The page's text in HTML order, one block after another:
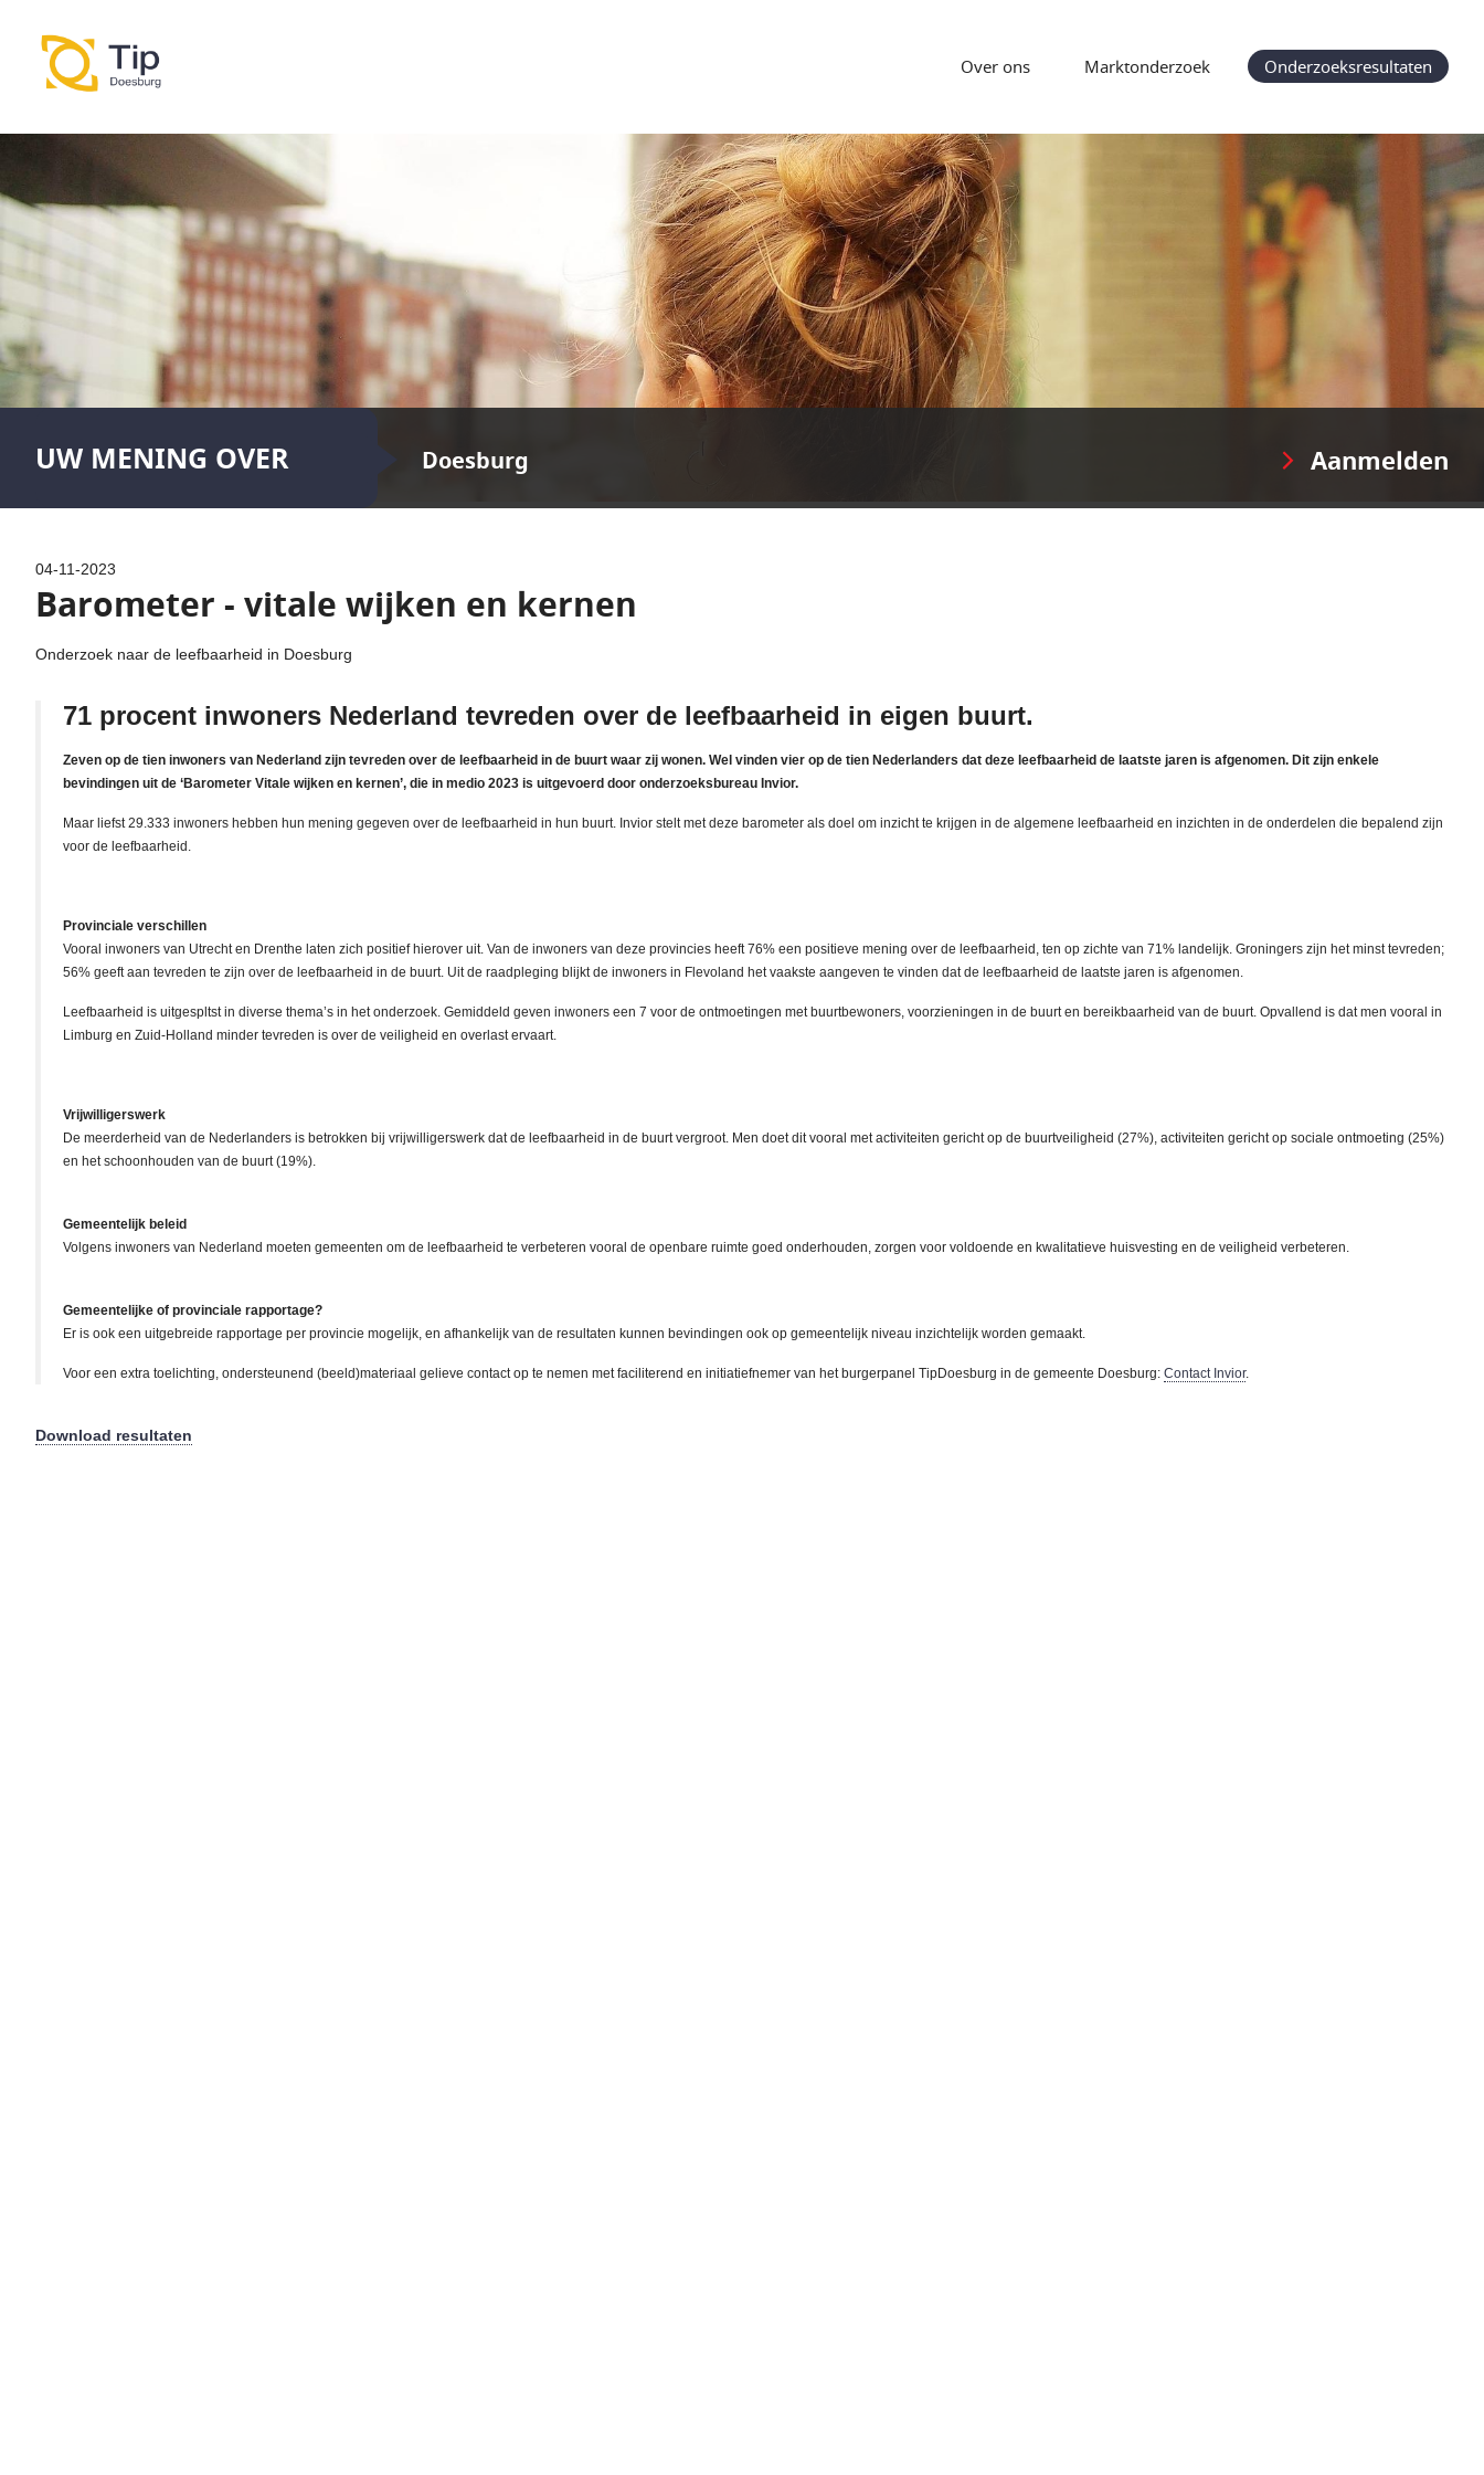
Over ons Marktonderzoek Onderzoeksresultaten
UW MENING OVER Doesburg Aanmelden
04-11-2023
Barometer - vitale wijken en kernen
Onderzoek naar de leefbaarheid in Doesburg
71 procent inwoners Nederland tevreden over de leefbaarheid in eigen buurt.
Zeven op de tien inwoners van Nederland zijn tevreden over de leefbaarheid in de buurt waar zij wonen. Wel vinden vier op de tien Nederlanders dat deze leefbaarheid de laatste jaren is afgenomen. Dit zijn enkele
bevindingen uit de ‘Barometer Vitale wijken en kernen’, die in medio 2023 is uitgevoerd door onderzoeksbureau Invior.
Maar liefst 29.333 inwoners hebben hun mening gegeven over de leefbaarheid in hun buurt. Invior stelt met deze barometer als doel om inzicht te krijgen in de algemene leefbaarheid en inzichten in de onderdelen die bepalend zijn
voor de leefbaarheid.
Provinciale verschillen
Vooral inwoners van Utrecht en Drenthe laten zich positief hierover uit. Van de inwoners van deze provincies heeft 76% een positieve mening over de leefbaarheid, ten op zichte van 71% landelijk. Groningers zijn het minst tevreden;
56% geeft aan tevreden te zijn over de leefbaarheid in de buurt. Uit de raadpleging blijkt de inwoners in Flevoland het vaakste aangeven te vinden dat de leefbaarheid de laatste jaren is afgenomen.
Leefbaarheid is uitgespltst in diverse thema’s in het onderzoek. Gemiddeld geven inwoners een 7 voor de ontmoetingen met buurtbewoners, voorzieningen in de buurt en bereikbaarheid van de buurt. Opvallend is dat men vooral in
Limburg en Zuid-Holland minder tevreden is over de veiligheid en overlast ervaart.
Vrijwilligerswerk
De meerderheid van de Nederlanders is betrokken bij vrijwilligerswerk dat de leefbaarheid in de buurt vergroot. Men doet dit vooral met activiteiten gericht op de buurtveiligheid (27%), activiteiten gericht op sociale ontmoeting (25%)
en het schoonhouden van de buurt (19%).
Gemeentelijk beleid
Volgens inwoners van Nederland moeten gemeenten om de leefbaarheid te verbeteren vooral de openbare ruimte goed onderhouden, zorgen voor voldoende en kwalitatieve huisvesting en de veiligheid verbeteren.
Gemeentelijke of provinciale rapportage?
Er is ook een uitgebreide rapportage per provincie mogelijk, en afhankelijk van de resultaten kunnen bevindingen ook op gemeentelijk niveau inzichtelijk worden gemaakt.
Voor een extra toelichting, ondersteunend (beeld)materiaal gelieve contact op te nemen met faciliterend en initiatiefnemer van het burgerpanel TipDoesburg in de gemeente Doesburg: Contact Invior.
Download resultaten